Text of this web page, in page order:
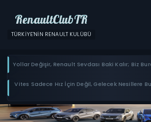
RenaultClubTR
TÜRKIYE'NIN RENAULT KULÜBÜ
Yollar Değişir, Renault Sevdası Baki Kalır; Biz
Vites Sadece Hız İçin Değil, Gelecek Nesillere